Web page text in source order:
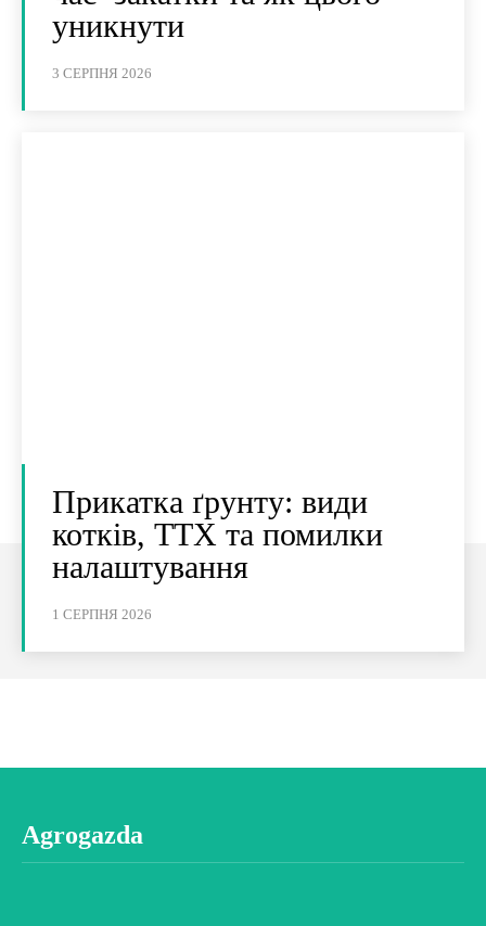
уникнути
3 СЕРПНЯ 2026
Прикатка ґрунту: види
котків, ТТХ та помилки
налаштування
1 СЕРПНЯ 2026
Agrogazda